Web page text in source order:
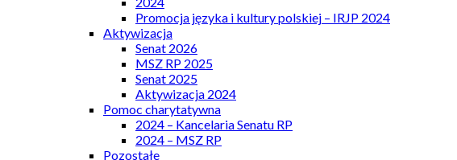
Promocja języka i kultury polskiej – IRJP 2024
Aktywizacja
Senat 2026
MSZ RP 2025
Senat 2025
Aktywizacja 2024
Pomoc charytatywna
2024 – Kancelaria Senatu RP
2024 – MSZ RP
Pozostałe